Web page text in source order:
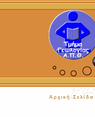
Αρχική Σελίδα